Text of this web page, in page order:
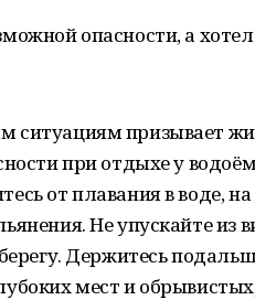
опасности, а
ситуациям призывает
при отдыхе у
от плавания в воде,
Не упускайте из
Держитесь
мест и